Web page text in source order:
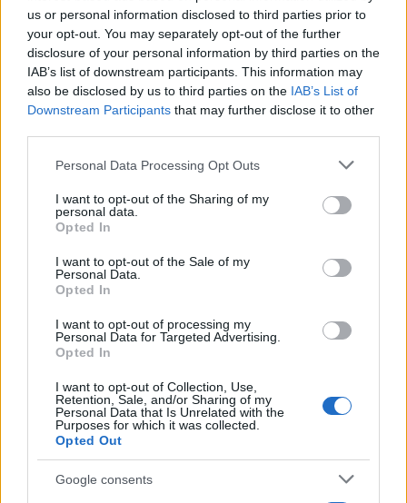
us or personal information disclosed to third parties prior to
your opt-out. You may separately opt-out of the further
disclosure of your personal information by third parties on the
IAB’s list of downstream participants. This information may
also be disclosed by us to third parties on the IAB’s List of
Downstream Participants that may further disclose it to other
Please note that this website/app uses one or more Google
not limited to your visit or usage behaviour. You may click to
grant or deny consent to Google and its third-party tags to
use your data for below specified purposes in below Google
consent section.
Personal Data Processing Opt Outs
I want to opt-out of the Sharing of my
personal data.
Opted In
I want to opt-out of the Sale of my
Personal Data.
Opted In
I want to opt-out of processing my
Personal Data for Targeted Advertising.
Opted In
I want to opt-out of Collection, Use,
Retention, Sale, and/or Sharing of my
Personal Data that Is Unrelated with the
Purposes for which it was collected.
Opted Out
Google consents
adolescente
Diego Martín · 6 Ago 2026
CRIPTOMONEDAS